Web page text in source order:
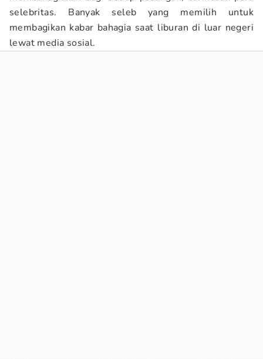
selebritas. Banyak seleb yang memilih untuk
membagikan kabar bahagia saat liburan di luar negeri
lewat media sosial.